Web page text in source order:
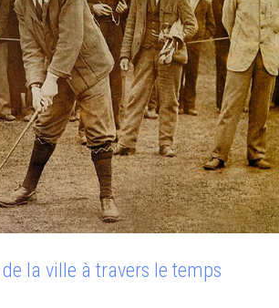
de la ville à travers le temps